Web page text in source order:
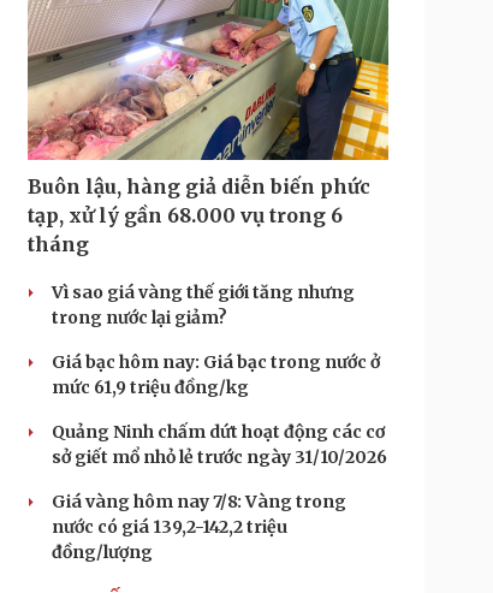
Buôn lậu, hàng giả diễn biến phức
tạp, xử lý gần 68.000 vụ trong 6
tháng
Vì sao giá vàng thế giới tăng nhưng
trong nước lại giảm?
Giá bạc hôm nay: Giá bạc trong nước ở
mức 61,9 triệu đồng/kg
Quảng Ninh chấm dứt hoạt động các cơ
sở giết mổ nhỏ lẻ trước ngày 31/10/2026
Giá vàng hôm nay 7/8: Vàng trong
nước có giá 139,2-142,2 triệu
đồng/lượng